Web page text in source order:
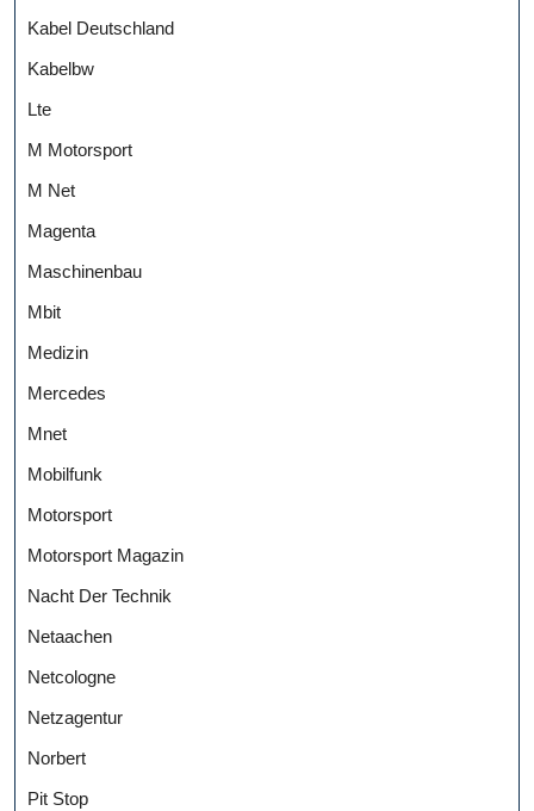
Kabel Deutschland
Kabelbw
Lte
M Motorsport
M Net
Magenta
Maschinenbau
Mbit
Medizin
Mercedes
Mnet
Mobilfunk
Motorsport
Motorsport Magazin
Nacht Der Technik
Netaachen
Netcologne
Netzagentur
Norbert
Pit Stop